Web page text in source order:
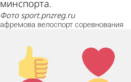
минспорта.
фото sport.pnzreg.ru
афремова велоспорт соревнования
Палец
вверх!
Лайк!